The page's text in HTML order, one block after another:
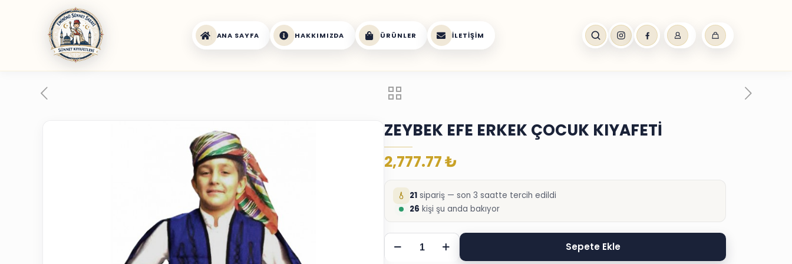
ANA SAYFA HAKKIMIZDA ÜRÜNLER İLETIŞIM
ZEYBEK EFE ERKEK ÇOCUK KIYAFETİ
2,777.77₺
21 sipariş — son 3 saatte tercih edildi
26 kişi şu anda bakıyor
ZEYBEK
EFE
Sepete Ekle